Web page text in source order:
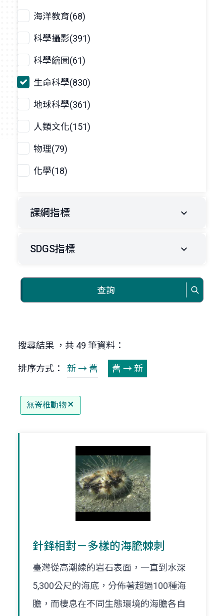
海洋教育(68)
科學攝影(391)
科學繪圖(61)
生命科學(830)
地球科學(361)
人類文化(151)
物理(79)
化學(18)
課綱指標
SDGS指標
查詢
搜尋結果 ，共 49 筆資料：
排序方式： 新 → 舊 舊 → 新
無脊椎動物
針鋒相對－多樣的海膽棘刺
臺灣從高潮線的岩石表面，一直到水深
5,300公尺的海底，分佈著超過100種海
膽，而棲息在不同生態環境的海膽各自